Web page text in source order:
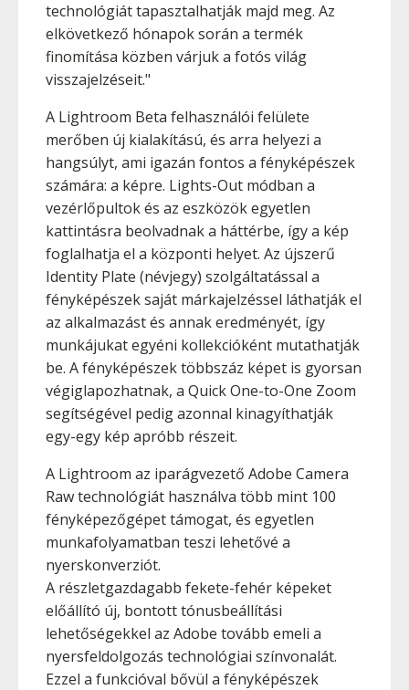
technológiát tapasztalhatják majd meg. Az
elkövetkező hónapok során a termék
finomítása közben várjuk a fotós világ
visszajelzéseit."
A Lightroom Beta felhasználói felülete
merőben új kialakítású, és arra helyezi a
hangsúlyt, ami igazán fontos a fényképészek
számára: a képre. Lights-Out módban a
vezérlőpultok és az eszközök egyetlen
kattintásra beolvadnak a háttérbe, így a kép
foglalhatja el a központi helyet. Az újszerű
Identity Plate (névjegy) szolgáltatással a
fényképészek saját márkajelzéssel láthatják el
az alkalmazást és annak eredményét, így
munkájukat egyéni kollekcióként mutathatják
be. A fényképészek többszáz képet is gyorsan
végiglapozhatnak, a Quick One-to-One Zoom
segítségével pedig azonnal kinagyíthatják
egy-egy kép apróbb részeit.
A Lightroom az iparágvezető Adobe Camera
Raw technológiát használva több mint 100
fényképezőgépet támogat, és egyetlen
munkafolyamatban teszi lehetővé a
nyerskonverziót.
A részletgazdagabb fekete-fehér képeket
előállító új, bontott tónusbeállítási
lehetőségekkel az Adobe tovább emeli a
nyersfeldolgozás technológiai színvonalát.
Ezzel a funkcióval bővül a fényképészek